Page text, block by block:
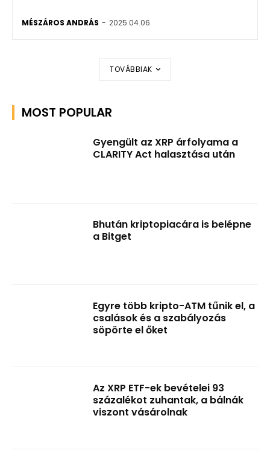
MÉSZÁROS ANDRÁS - 2025.04.06.
TOVÁBBIAK
MOST POPULAR
Gyengült az XRP árfolyama a
CLARITY Act halasztása után
Bhután kriptopiacára is belépne
a Bitget
Egyre több kripto-ATM tűnik el, a
csalások és a szabályozás
söpörte el őket
Az XRP ETF-ek bevételei 93
százalékot zuhantak, a bálnák
viszont vásárolnak